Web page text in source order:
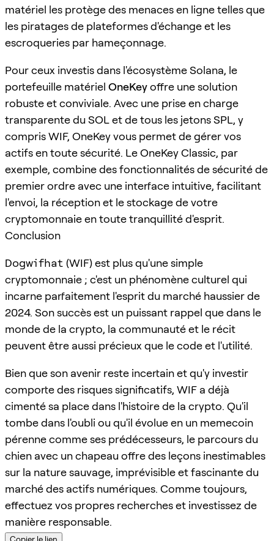
matériel les protège des menaces en ligne telles que
les piratages de plateformes d'échange et les
escroqueries par hameçonnage.
Pour ceux investis dans l'écosystème Solana, le
portefeuille matériel OneKeyoffre une solution
robuste et conviviale. Avec une prise en charge
transparente du SOL et de tous les jetons SPL, y
compris WIF, OneKey vous permet de gérer vos
actifs en toute sécurité. Le OneKey Classic, par
exemple, combine des fonctionnalités de sécurité de
premier ordre avec une interface intuitive, facilitant
l'envoi, la réception et le stockage de votre
cryptomonnaie en toute tranquillité d'esprit.
Conclusion
Dogwifhat (WIF) est plus qu'une simple
cryptomonnaie ; c'est un phénomène culturel qui
incarne parfaitement l'esprit du marché haussier de
2024. Son succès est un puissant rappel que dans le
monde de la crypto, la communauté et le récit
peuvent être aussi précieux que le code et l'utilité.
Bien que son avenir reste incertain et qu'y investir
comporte des risques significatifs, WIF a déjà
cimenté sa place dans l'histoire de la crypto. Qu'il
tombe dans l'oubli ou qu'il évolue en un memecoin
pérenne comme ses prédécesseurs, le parcours du
chien avec un chapeau offre des leçons inestimables
sur la nature sauvage, imprévisible et fascinante du
marché des actifs numériques. Comme toujours,
effectuez vos propres recherches et investissez de
manière responsable.